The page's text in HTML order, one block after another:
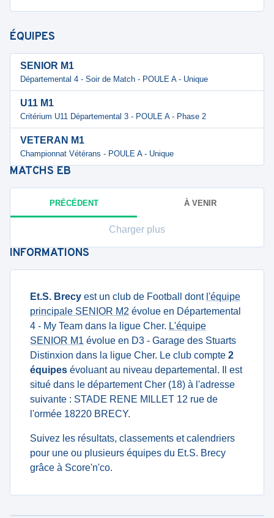
ÉQUIPES
SENIOR M1
Départemental 4 - Soir de Match - POULE A - Unique
U11 M1
Critérium U11 Départemental 3 - POULE A - Phase 2
VETERAN M1
Championnat Vétérans - POULE A - Unique
MATCHS EB
PRÉCÉDENT À VENIR
Charger plus
INFORMATIONS
Et.S. Brecy est un club de Football dont l'équipe
principale SENIOR M2 évolue en Départemental
4 - My Team dans la ligue Cher. L'équipe
SENIOR M1 évolue en D3 - Garage des Stuarts
Distinxion dans la ligue Cher. Le club compte 2
équipes évoluant au niveau departemental. Il est
situé dans le département Cher (18) à l'adresse
suivante : STADE RENE MILLET 12 rue de
l'ormée 18220 BRECY.
Suivez les résultats, classements et calendriers
pour une ou plusieurs équipes du Et.S. Brecy
grâce à Score'n'co.